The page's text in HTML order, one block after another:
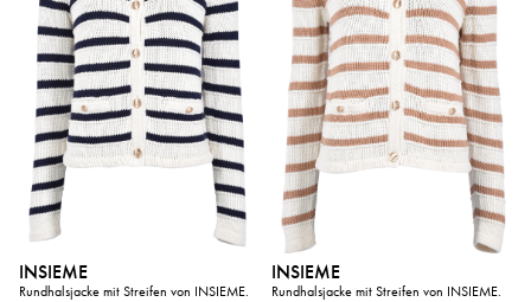
INSIEME
Rundhalsjacke mit Streifen von INSIEME.
INSIEME
Rundhalsjacke mit Streifen von INSIEME.